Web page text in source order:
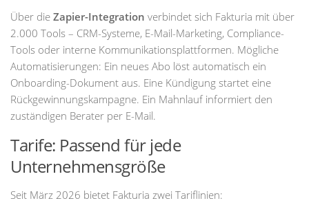
Über die Zapier-Integration verbindet sich Fakturia mit über
2.000 Tools – CRM-Systeme, E-Mail-Marketing, Compliance-
Tools oder interne Kommunikationsplattformen. Mögliche
Automatisierungen: Ein neues Abo löst automatisch ein
Onboarding-Dokument aus. Eine Kündigung startet eine
Rückgewinnungskampagne. Ein Mahnlauf informiert den
zuständigen Berater per E-Mail.
Tarife: Passend für jede
Unternehmensgröße
Seit März 2026 bietet Fakturia zwei Tariflinien: